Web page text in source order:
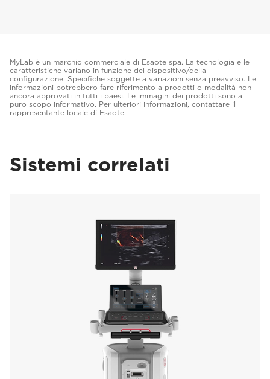
MyLab è un marchio commerciale di Esaote spa. La tecnologia e le
caratteristiche variano in funzione del dispositivo/della
configurazione. Specifiche soggette a variazioni senza preavviso. Le
informazioni potrebbero fare riferimento a prodotti o modalità non
ancora approvati in tutti i paesi. Le immagini dei prodotti sono a
puro scopo informativo. Per ulteriori informazioni, contattare il
rappresentante locale di Esaote.
Sistemi correlati